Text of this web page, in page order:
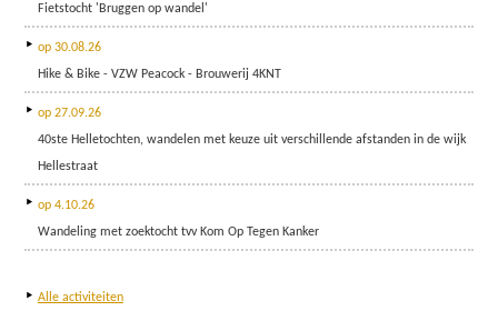
Fietstocht 'Bruggen op wandel'
op 30.08.26
Hike & Bike - VZW Peacock - Brouwerij 4KNT
op 27.09.26
40ste Helletochten, wandelen met keuze uit verschillende afstanden in de wijk
Hellestraat
op 4.10.26
Wandeling met zoektocht tvv Kom Op Tegen Kanker
Alle activiteiten